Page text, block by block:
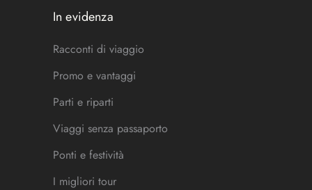
In evidenza
Racconti di viaggio
Promo e vantaggi
Parti e riparti
Viaggi senza passaporto
Ponti e festività
I migliori tour